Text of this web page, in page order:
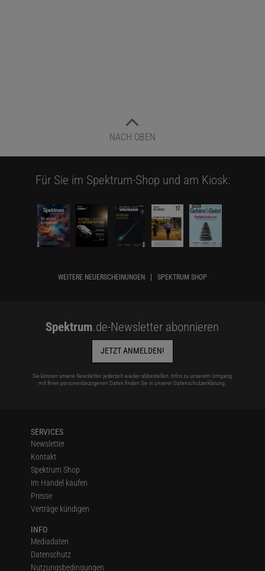
NACH OBEN
Für Sie im Spektrum-Shop und am Kiosk:
WEITERE NEUERSCHEINUNGEN SPEKTRUM SHOP
Spektrum.de-Newsletter abonnieren
JETZT ANMELDEN!
Sie können unsere Newsletter jederzeit wieder abbestellen. Infos zu unserem Umgang
mit Ihren personenbezogenen Daten finden Sie in unserer Datenschutzerklärung.
SERVICES
Newsletter
Kontakt
Spektrum Shop
Im Handel kaufen
Presse
Verträge kündigen
INFO
Mediadaten
Datenschutz
Nutzungsbedingungen